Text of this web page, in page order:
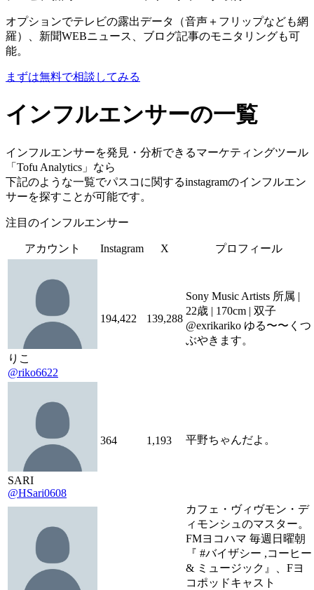
オプションでテレビの露出データ（音声＋フリップなども網
羅）、新聞WEBニュース、ブログ記事のモニタリングも可
能。
まずは無料で相談してみる
インフルエンサーの一覧
インフルエンサーを発見・分析できるマーケティングツール
「Tofu Analytics」なら
下記のような一覧でパスコに関するinstagramのインフルエン
サーを探すことが可能です。
注目のインフルエンサー
アカウント Instagram X プロフィール
りこ
@riko6622
194,422 139,288
Sony Music Artists 所属 |
22歳 | 170cm | 双子
@exrikariko ゆる〜〜くつ
ぶやきます。
SARI
@HSari0608
364 1,193 平野ちゃんだよ。
カフェ・ヴィヴモン・デ
ィモンシュのマスター。
FMヨコハマ 毎週日曜朝
『 #バイザシー ,コーヒー
& ミュージック』、Fヨ
コポッドキャスト